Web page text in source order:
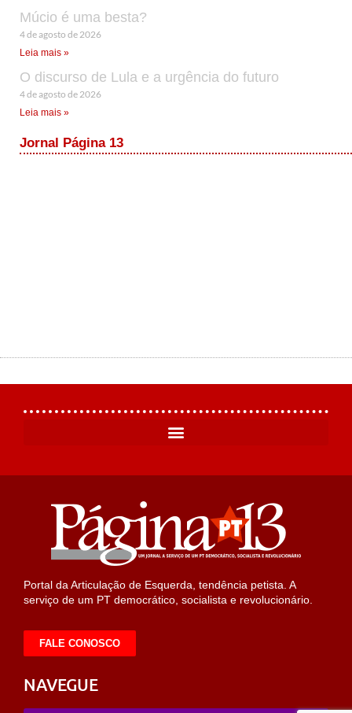
Múcio é uma besta?
4 de agosto de 2026
Leia mais »
O discurso de Lula e a urgência do futuro
4 de agosto de 2026
Leia mais »
Jornal Página 13
Portal da Articulação de Esquerda, tendência petista. A
serviço de um PT democrático, socialista e revolucionário.
FALE CONOSCO
NAVEGUE